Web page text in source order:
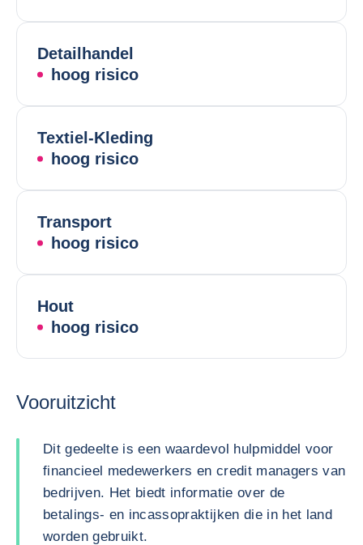
Detailhandel
hoog risico
Textiel-Kleding
hoog risico
Transport
hoog risico
Hout
hoog risico
Vooruitzicht
Dit gedeelte is een waardevol hulpmiddel voor
financieel medewerkers en credit managers van
bedrijven. Het biedt informatie over de
betalings- en incassopraktijken die in het land
worden gebruikt.